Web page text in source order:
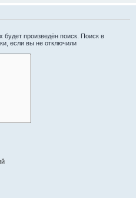
произведён поиск. Поиск в
если вы не отключили